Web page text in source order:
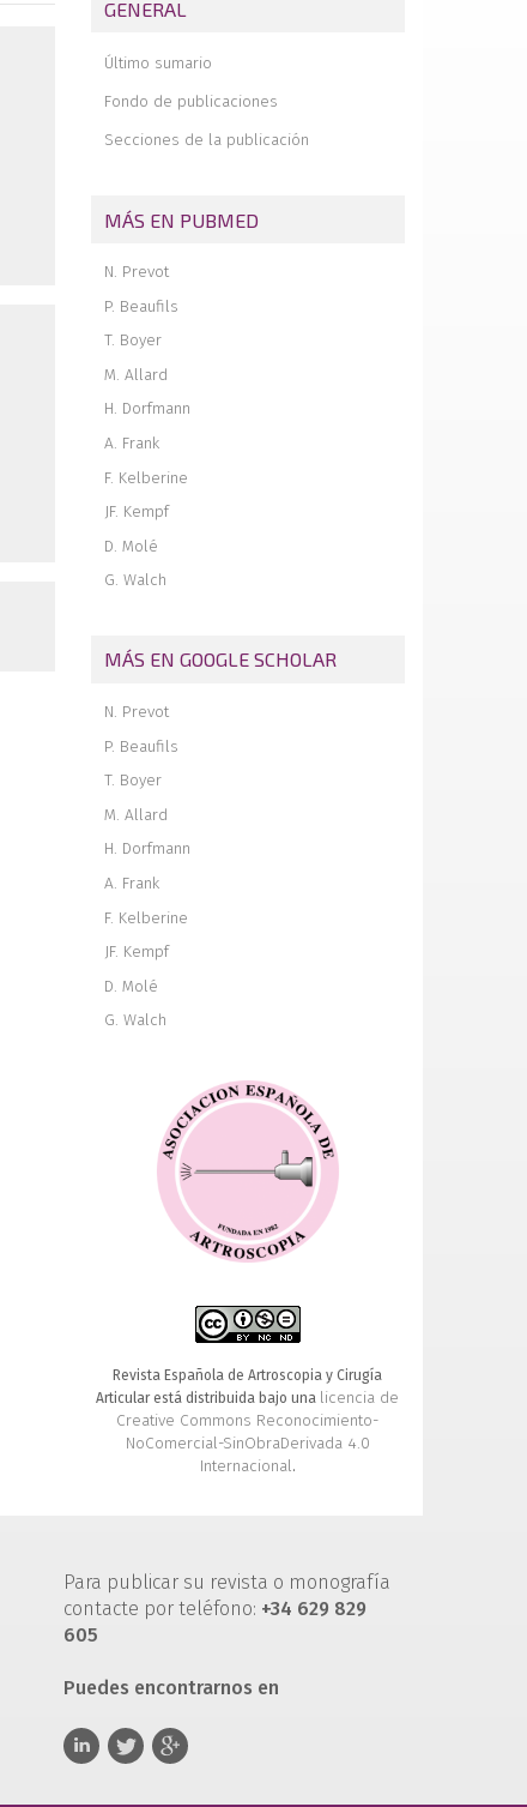
H.T.H. (detalles técnicos)
Inserción femoral anómala del ligamento
cruzado anterior. A propósito de un caso
Carta del Redactor Jefe
GENERAL
Último sumario
Fondo de publicaciones
Secciones de la publicación
MÁS EN PUBMED
N. Prevot
P. Beaufils
T. Boyer
M. Allard
H. Dorfmann
A. Frank
F. Kelberine
JF. Kempf
D. Molé
G. Walch
MÁS EN GOOGLE SCHOLAR
N. Prevot
P. Beaufils
T. Boyer
M. Allard
H. Dorfmann
A. Frank
F. Kelberine
JF. Kempf
D. Molé
G. Walch
Revista Española de Artroscopia y Cirugía
Articular está distribuida bajo una licencia de
Creative Commons Reconocimiento-
NoComercial-SinObraDerivada 4.0
Internacional.
Para publicar su revista o monografía
contacte por teléfono: +34 629 829
605
Puedes encontrarnos en